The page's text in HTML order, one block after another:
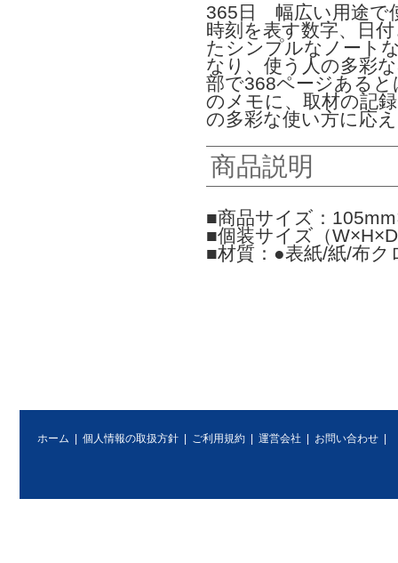
365日 幅広い用途で
時刻を表す数字、日
たシンプルなノート
なり、使う人の多彩
部で368ページある
のメモに、取材の記
の多彩な使い方に応
商品説明
■商品サイズ：
■個装サイズ（
■材質：●表紙/紙/布ク
ホーム 個人情報の取扱方針 ご利用規約 運営会社 お問い合わせ